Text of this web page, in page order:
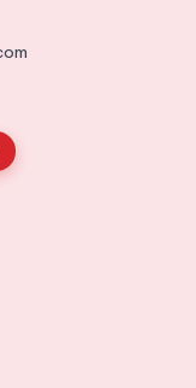
chi tiết từ A tới Z